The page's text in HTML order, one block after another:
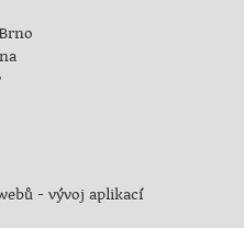
- vývoj aplikací